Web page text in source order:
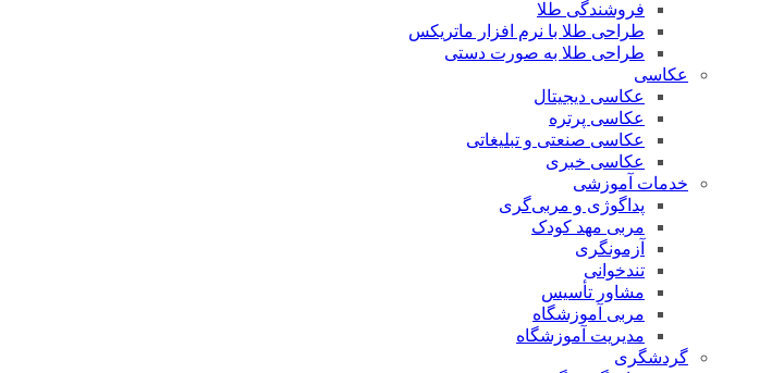
فروشندگی طلا
طراحی طلا با نرم افزار ماتریکس
طراحی طلا به صورت دستی
عکاسی
عکاسی دیجیتال
عکاسی پرتره
عکاسی صنعتی و تبلیغاتی
عکاسی خبری
خدمات آموزشی
پداگوژی و مربی‌گری
مربی مهد کودک
آزمونگری
تندخوانی
مشاور تأسیس
مربی آموزشگاه
مدیریت آموزشگاه
گردشگری